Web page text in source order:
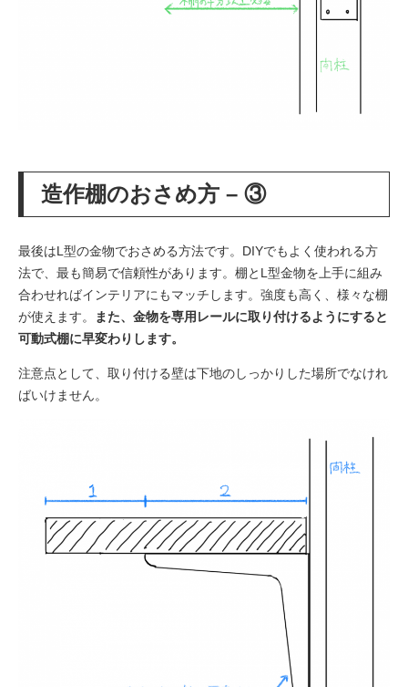
造作棚のおさめ方 – ③
最後はL型の金物でおさめる方法です。DIYでもよく使われる方
法で、最も簡易で信頼性があります。棚とL型金物を上手に組み
合わせればインテリアにもマッチします。 強度も高く、様々な棚
が使えます。
また、金物を専用レールに取り付けるようにすると
可動式棚に早変わりします。
注意点として、取り付ける壁は下地のしっかりした場所でなけれ
ばいけません。